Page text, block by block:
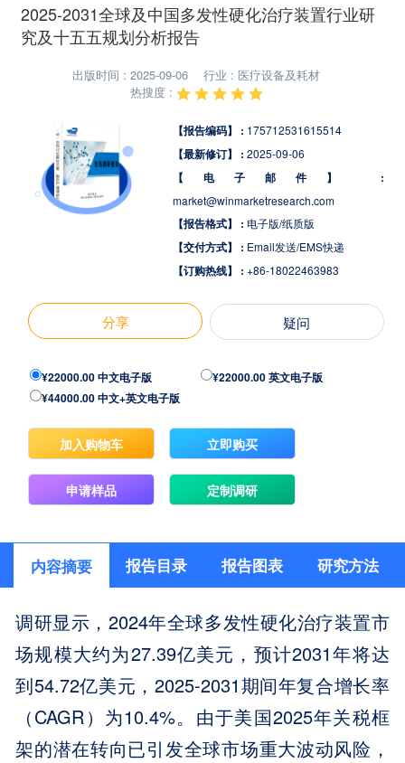
2025-2031全球及中国多发性硬化治疗装置行业研
究及十五五规划分析报告
出版时间 : 2025-09-06
行业 : 医疗设备及耗材
热搜度 :
【报告编码】 : 175712531615514
【最新修订】 : 2025-09-06
【电子邮件】 :
market@winmarketresearch.com
【报告格式】 : 电子版/纸质版
【交付方式】 : Email发送/EMS快递
【订购热线】 : +86-18022463983
分享 疑问
¥22000.00 中文电子版
¥22000.00 英文电子版
¥44000.00 中文+英文电子版
加入购物车 立即购买
申请样品 定制调研
内容摘要 报告目录 报告图表 研究方法
调研显示，2024年全球多发性硬化治疗装置市
场规模大约为27.39亿美元，预计2031年将达
到54.72亿美元，2025-2031期间年复合增长率
（CAGR）为10.4%。由于美国2025年关税框
架的潜在转向已引发全球市场重大波动风险，